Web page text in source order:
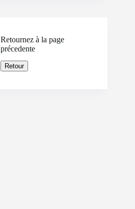
Retournez à la page
précedente